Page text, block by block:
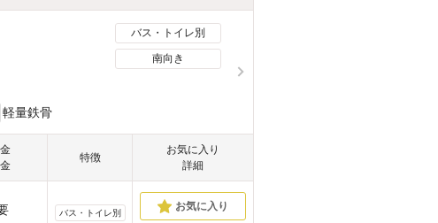
軽量鉄骨
バス・トイレ別
南向き
特徴
お気に入り
詳細
バス・トイレ別